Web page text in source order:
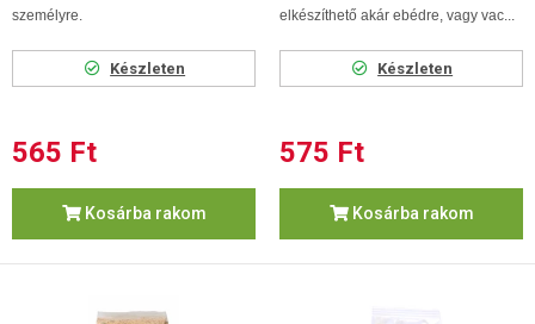
személyre.
Készleten
565 Ft
Kosárba rakom
elkészíthető akár ebédre, vagy vac...
Készleten
575 Ft
Kosárba rakom